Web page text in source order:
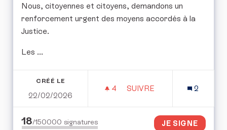
Nous, citoyennes et citoyens, demandons un
renforcement urgent des moyens accordés à la
Justice.
Les ...
CRÉÉ LE
22/02/2026
4 4 ABONNÉS
SUIVRE
2
18/150000 signatures JE SIGNE